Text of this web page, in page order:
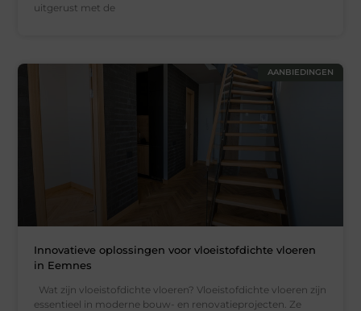
uitgerust met de
AANBIEDINGEN
Innovatieve oplossingen voor vloeistofdichte vloeren
in Eemnes
Wat zijn vloeistofdichte vloeren? Vloeistofdichte vloeren zijn
essentieel in moderne bouw- en renovatieprojecten. Ze